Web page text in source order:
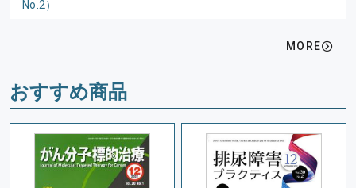
No.2）
MORE
おすすめ商品